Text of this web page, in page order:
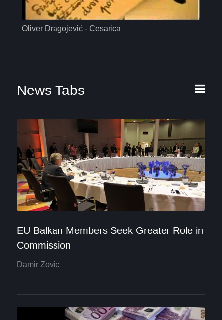
Oliver Dragojević - Cesarica
News Tabs
EU Balkan Members Seek Greater Role in
Commission
Damir Zovic